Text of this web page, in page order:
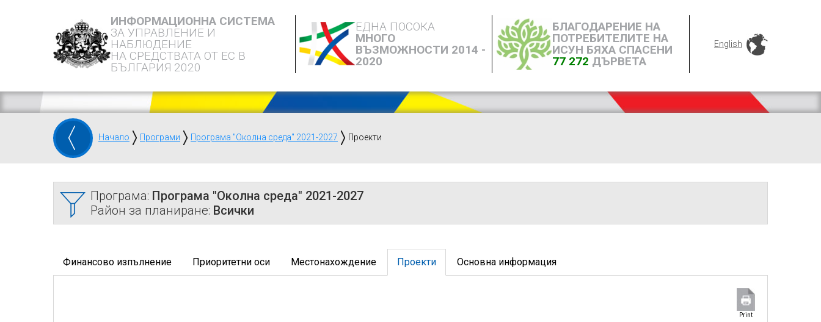
ИНФОРМАЦИОННА СИСТЕМА
ЗА УПРАВЛЕНИЕ И
НАБЛЮДЕНИЕ
НА СРЕДСТВАТА ОТ ЕС В
БЪЛГАРИЯ 2020
ЕДНА ПОСОКА
МНОГО
ВЪЗМОЖНОСТИ 2014 -
2020
БЛАГОДАРЕНИЕ НА
ПОТРЕБИТЕЛИТЕ НА
ИСУН БЯХА СПАСЕНИ
77 272 ДЪРВЕТА
English
Начало Програми Програма "Околна среда" 2021-2027 Проекти
Програма: Програма "Околна среда" 2021-2027
Район за планиране: Всички
Финансово изпълнение Приоритетни оси Местонахождение Проекти Основна информация
Print